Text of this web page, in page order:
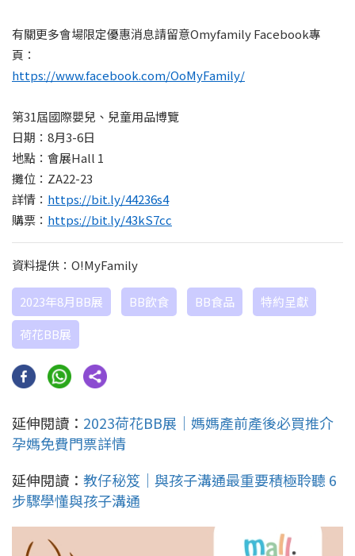
有關更多會場限定優惠消息請留意Omyfamily Facebook專
頁：
https://www.facebook.com/OoMyFamily/
第31屆國際嬰兒、兒童用品博覽
日期：8月3-6日
地點：會展Hall 1
攤位：ZA22-23
詳情： https://bit.ly/44236s4
購票： https://bit.ly/43kS7cc
資料提供：O!MyFamily
2023年8月BB展 BB飲食 BB食品
特約呈獻
荷花BB展
延伸閱讀： 2023荷花BB展｜媽媽產前產後必買推介
孕媽免費門票詳情
延伸閱讀： 教仔秘笈｜與孩子溝通最重要積極聆聽 6
步驟學懂與孩子溝通